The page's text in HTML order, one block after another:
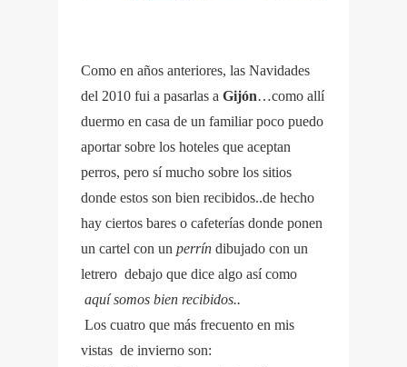
Como en años anteriores, las Navidades
del 2010 fui a pasarlas a Gijón…como allí
duermo en casa de un familiar poco puedo
aportar sobre los hoteles que aceptan
perros, pero sí mucho sobre los sitios
donde estos son bien recibidos..de hecho
hay ciertos bares o cafeterías donde ponen
un cartel con un perrín dibujado con un
letrero debajo que dice algo así como
aquí somos bien recibidos..
Los cuatro que más frecuento en mis
vistas de invierno son: